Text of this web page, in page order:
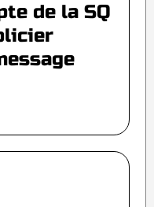
de la SQ